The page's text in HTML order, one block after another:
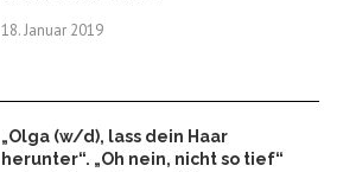
18. Januar 2019
„Olga (w/d), lass dein Haar
herunter“. „Oh nein, nicht so tief“